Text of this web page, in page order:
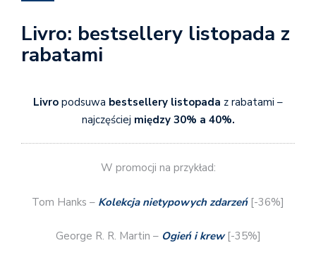
Livro: bestsellery listopada z
rabatami
Livro podsuwa bestsellery listopada z rabatami –
najczęściej między 30% a 40%.
W promocji na przykład:
Tom Hanks – Kolekcja nietypowych zdarzeń[-36%]
George R. R. Martin – Ogień i krew[-35%]